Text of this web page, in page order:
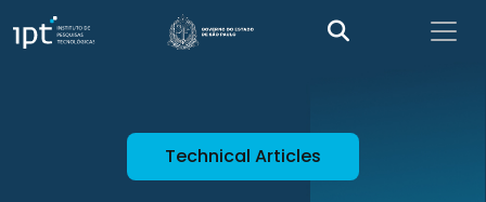
Technical Articles